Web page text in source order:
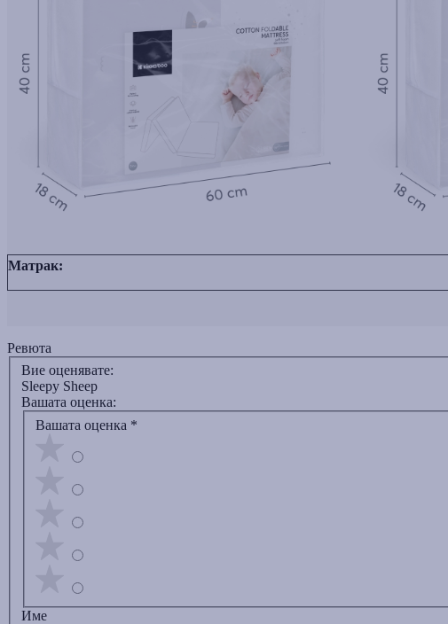
Матрак:
Ревюта
Вие оценявате:
Sleepy Sheep
Вашата оценка:
Вашата оценка *
Име